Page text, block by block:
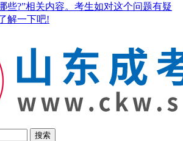
些?”相关内容。考生如对这个问题有疑
解一下吧!